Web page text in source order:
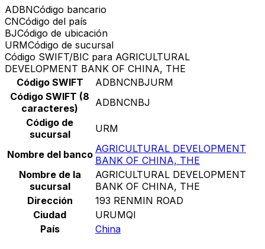
ADBNCódigo bancario
CNCódigo del país
BJCódigo de ubicación
URMCódigo de sucursal
Código SWIFT/BIC para AGRICULTURAL
DEVELOPMENT BANK OF CHINA, THE
Código SWIFT
ADBNCNBJURM
Código SWIFT (8
caracteres)
ADBNCNBJ
Código de
sucursal
URM
Nombre del banco AGRICULTURAL DEVELOPMENT
BANK OF CHINA, THE
Nombre de la
sucursal
AGRICULTURAL DEVELOPMENT
BANK OF CHINA, THE
Dirección
193 RENMIN ROAD
Ciudad
URUMQI
País
China